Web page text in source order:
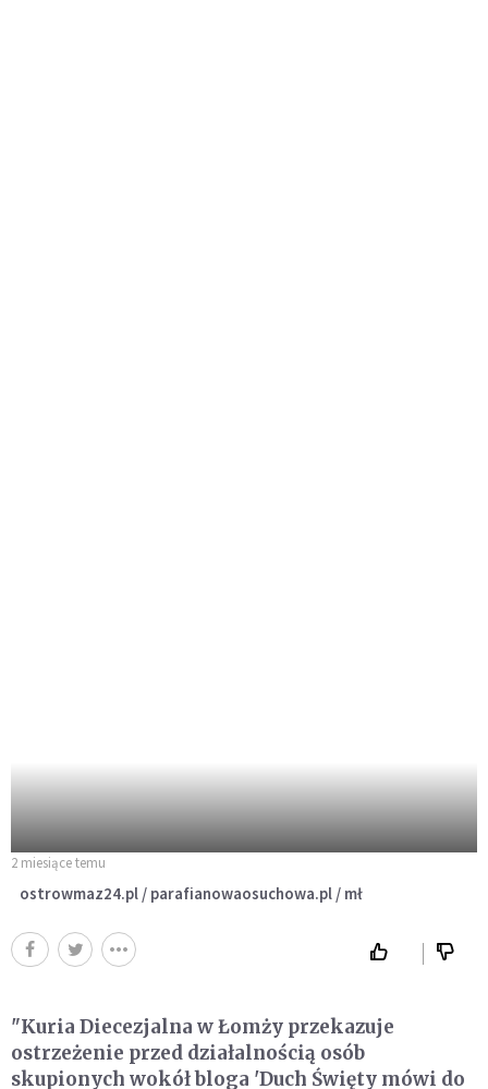
2 miesiące temu
ostrowmaz24.pl / parafianowaosuchowa.pl / mł
"Kuria Diecezjalna w Łomży przekazuje
ostrzeżenie przed działalnością osób
skupionych wokół bloga 'Duch Święty mówi do